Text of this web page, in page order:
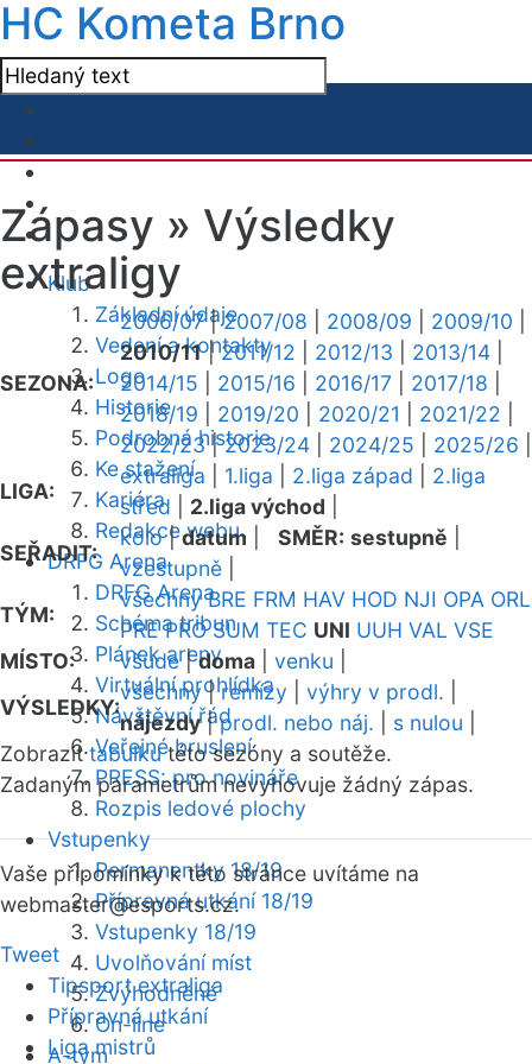
HC Kometa Brno
Klub
Základní údaje
Vedení a kontakty
Logo
Historie
Podrobná historie
Ke stažení
Kariéra
Redakce webu
DRFG Arena
DRFG Arena
Schéma tribun
Plánek areny
Virtuální prohlídka
Návštěvní řád
Veřejné bruslení
PRESS: pro novináře
Rozpis ledové plochy
Vstupenky
Permanentky 18/19
Přípravná utkání 18/19
Vstupenky 18/19
Uvolňování míst
Zvýhodněné
On-line
A-tým
Zápasy » Výsledky
extraligy
SEZONA:
2006/07|2007/08 2008/09 2009/10
2010/11|2011/12 2012/13 2013/14
2014/15
2015/16 2016/17 2017/18
2018/19
2019/20 2020/21 2021/22
2022/23|2023/24 2024/25 2025/26
LIGA:
extraliga 1.liga 2.liga západ
2.liga
střed
2.liga východ
SEŘADIT:
kolo|datum SMĚR: sestupně
vzestupně
TÝM:
všechny BRE FRM HAV HOD NJI OPA ORL
PRE PRO SUM TEC UNI UUH VAL VSE
MÍSTO:
všude|doma venku
VÝSLEDKY:
všechny|remízy výhry v prodl.
nájezdy|prodl. nebo náj. s nulou
Zobrazittabulkutéto sezóny a soutěže.
Zadaným parametrům nevyhovuje žádný zápas.
Vaše připomínky k této stránce uvítáme na
webmaster@esports.cz.
Tweet
Tipsport extraliga
Přípravná utkání
Liga mistrů